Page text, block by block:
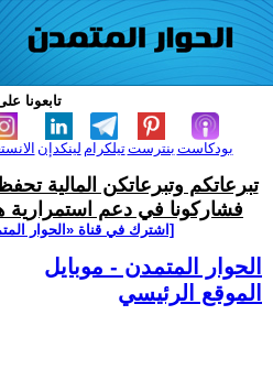
تابعونا
لينكدإن تيلكرامبنترست بودكاست
تبرعاتكم وتبرعاتكن المالية
فشاركونا في دعم استمرارية
[اشترك في قناة ‫«الحوار
الحوار المتمدن - موبايل
الموقع الرئيسي